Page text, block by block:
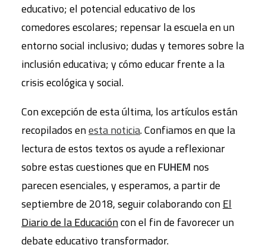
educativo; el potencial educativo de los
comedores escolares; repensar la escuela en un
entorno social inclusivo; dudas y temores sobre la
inclusión educativa; y cómo educar frente a la
crisis ecológica y social.
Con excepción de esta última, los artículos están
recopilados enesta noticia. Confiamos en que la
lectura de estos textos os ayude a reflexionar
sobre estas cuestiones que enFUHEM nos
parecen esenciales, y esperamos, a partir de
septiembre de 2018, seguir colaborando conEl
Diario de la Educacióncon el fin de favorecer un
debate educativo transformador.